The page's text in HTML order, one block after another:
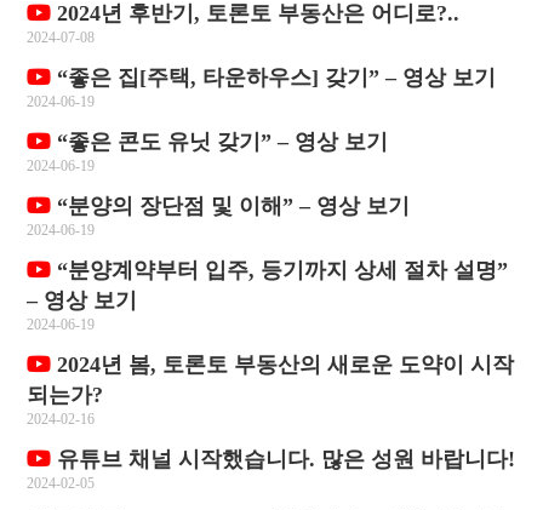
2024년 후반기, 토론토 부동산은 어디로?..
2024-07-08
“좋은 집[주택, 타운하우스] 갖기” – 영상 보기
2024-06-19
“좋은 콘도 유닛 갖기” – 영상 보기
2024-06-19
“분양의 장단점 및 이해” – 영상 보기
2024-06-19
“분양계약부터 입주, 등기까지 상세 절차 설명”
– 영상 보기
2024-06-19
2024년 봄, 토론토 부동산의 새로운 도약이 시작
되는가?
2024-02-16
유튜브 채널 시작했습니다. 많은 성원 바랍니다!
2024-02-05